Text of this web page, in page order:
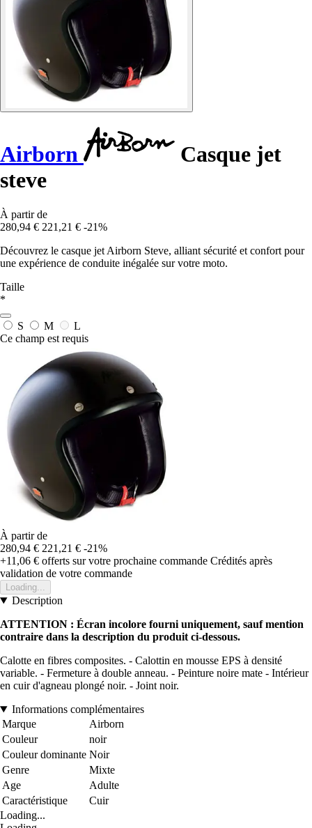
Airborn
Casque jet
steve
À partir de
280,94 € 221,21 € -21%
Découvrez le casque jet Airborn Steve, alliant sécurité et confort pour
une expérience de conduite inégalée sur votre moto.
Taille
*
S M
L
Ce champ est requis
À partir de
280,94 € 221,21 € -21%
+11,06 € offerts sur votre prochaine commande Crédités après
validation de votre commande
Loading...
Description
ATTENTION : Écran incolore fourni uniquement, sauf mention
contraire dans la description du produit ci-dessous.
Calotte en fibres composites. - Calottin en mousse EPS à densité
variable. - Fermeture à double anneau. - Peinture noire mate - Intérieur
en cuir d'agneau plongé noir. - Joint noir.
Informations complémentaires
Marque
Airborn
Couleur
noir
Couleur dominante Noir
Genre
Mixte
Age
Adulte
Caractéristique
Cuir
Loading...